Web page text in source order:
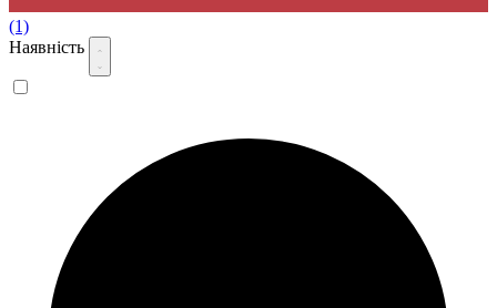
(1)
Наявність